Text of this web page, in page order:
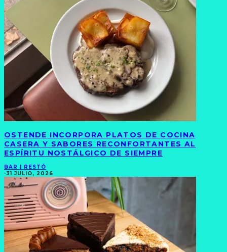
OSTENDE INCORPORA PLATOS DE COCINA
CASERA Y SABORES RECONFORTANTES AL
ESPÍRITU NOSTÁLGICO DE SIEMPRE
BAR | RESTÓ
·31 JULIO, 2026